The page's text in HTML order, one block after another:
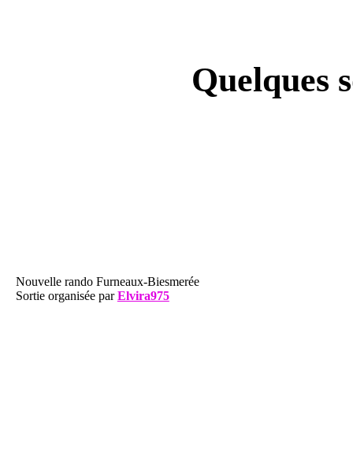
Quelques
Nouvelle rando Furneaux-Biesmerée
Sortie organisée parElvira975